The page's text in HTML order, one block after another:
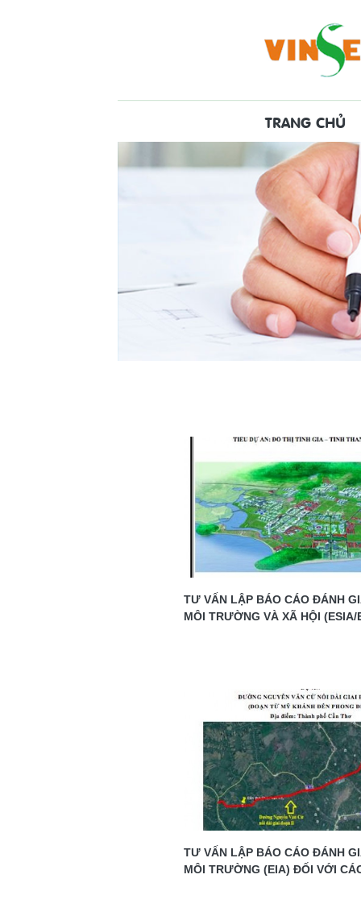
TRANG CHỦ
TƯ VẤN LẬP BÁO CÁO ĐÁNH
MÔI TRƯỜNG VÀ XÃ HỘI (ESIA/
TƯ VẤN LẬP BÁO CÁO ĐÁNH
MÔI TRƯỜNG (EIA) ĐỐI VỚI